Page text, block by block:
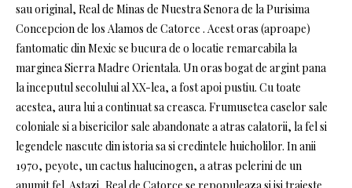
sau original, Real de Minas de Nuestra Senora de la Purisima
Concepcion de los Alamos de Catorce . Acest oras (aproape)
fantomatic din Mexic se bucura de o locatie remarcabila la
marginea Sierra Madre Orientala. Un oras bogat de argint pana
la inceputul secolului al XX-lea, a fost apoi pustiu. Cu toate
acestea, aura lui a continuat sa creasca. Frumusetea caselor sale
coloniale si a bisericilor sale abandonate a atras calatorii, la fel si
legendele nascute din istoria sa si credintele huicholilor. In anii
1970, peyote, un cactus halucinogen, a atras pelerini de un